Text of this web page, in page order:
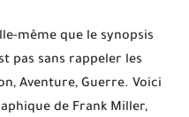
même que le synopsis
pas sans rappeler les
Aventure, Guerre. Voici
de Frank Miller,